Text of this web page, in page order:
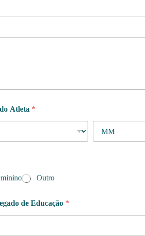
Atleta *
Outro
de Educação *